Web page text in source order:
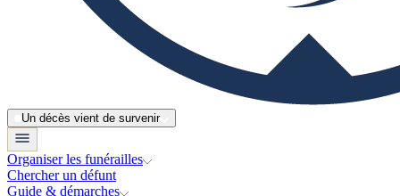
Un décès vient de survenir
Organiser les funérailles
Chercher un défunt
Guide & démarches